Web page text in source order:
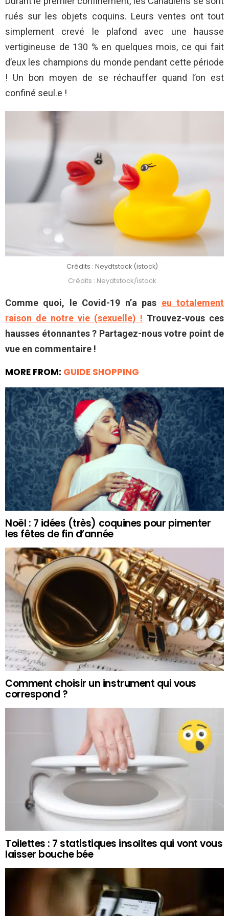
rués sur les objets coquins. Leurs ventes ont tout
simplement crevé le plafond avec une hausse
vertigineuse de 130 % en quelques mois, ce qui fait
d’eux les champions du monde pendant cette période
! Un bon moyen de se réchauffer quand l’on est
confiné seul.e !
Crédits : Neydtstock (istock)
Crédits : Neydtstock/istock
Comme quoi, le Covid-19 n’a pas eu totalement
raison de notre vie (sexuelle) ! Trouvez-vous ces
hausses étonnantes ? Partagez-nous votre point de
vue en commentaire !
MORE FROM: GUIDE SHOPPING
Noël : 7 idées (très) coquines pour pimenter
les fêtes de fin d’année
Comment choisir un instrument qui vous
correspond ?
Toilettes : 7 statistiques insolites qui vont vous
laisser bouche bée